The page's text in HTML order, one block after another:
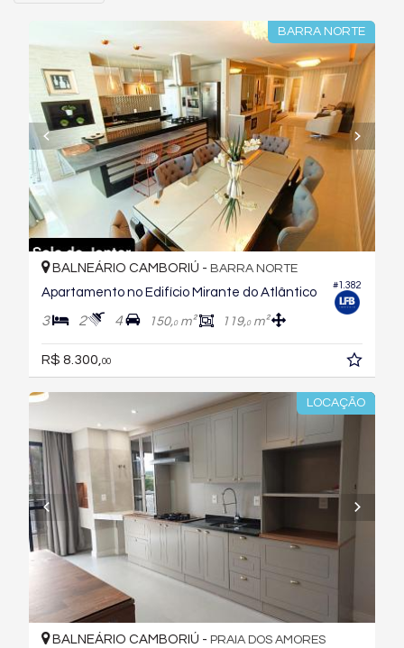
BARRA NORTE
#1.382
BALNEÁRIO CAMBORIÚ - BARRA NORTE
Apartamento no Edifício Mirante do Atlântico
3 2 4 150,0m² 119,0m²
R$ 8.300, 00
LOCAÇÃO
BALNEÁRIO CAMBORIÚ - PRAIA DOS AMORES